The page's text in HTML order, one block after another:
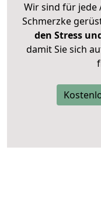
Wir sind für jede
Schmerzke
den Stress
damit Sie sich